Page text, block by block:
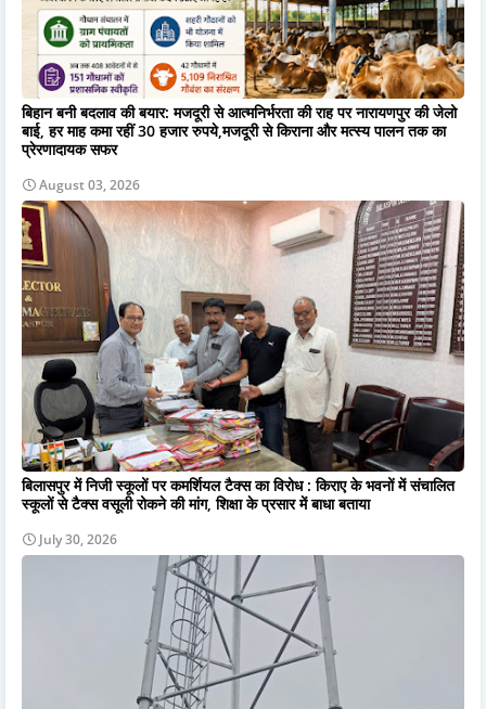
बिहान बनी बदलाव की बयार: मजदूरी से आत्मनिर्भरता की राह पर नारायणपुर की जेलो
बाई, हर माह कमा रहीं 30 हजार रुपये,मजदूरी से किराना और मत्स्य पालन तक का
प्रेरणादायक सफर
August 03, 2026
बिलासपुर में निजी स्कूलों पर कमर्शियल टैक्स का विरोध : किराए के भवनों में संचालित
स्कूलों से टैक्स वसूली रोकने की मांग, शिक्षा के प्रसार में बाधा बताया
July 30, 2026